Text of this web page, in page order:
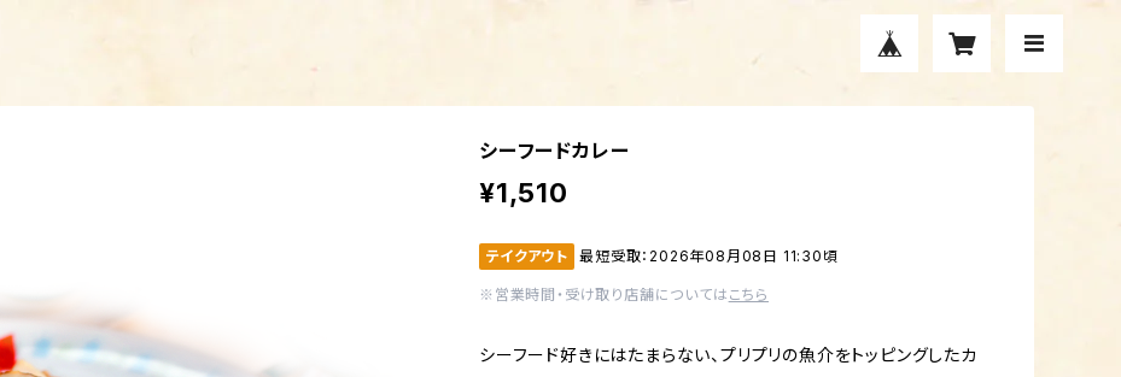
シーフードカレー
¥1,510
テイクアウト 最短受取：2026年08月08日 11:30頃
※営業時間・受け取り店舗については こちら
シーフード好きにはたまらない、プリプリの魚介をトッピングしたカ